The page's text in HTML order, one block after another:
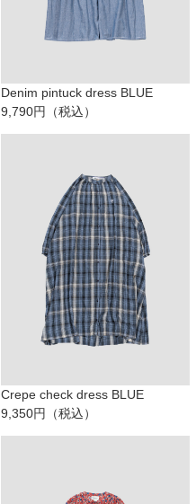
Denim pintuck dress BLUE
9,790円（税込）
Crepe check dress BLUE
9,350円（税込）